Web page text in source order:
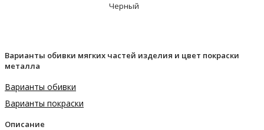
Черный
Варианты обивки мягких частей изделия и цвет покраски
металла
Варианты обивки
Варианты покраски
Описание